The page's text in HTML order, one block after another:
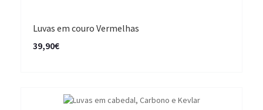
Luvas em couro Vermelhas
39,90€